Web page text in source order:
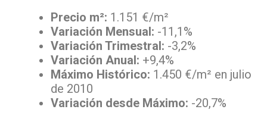
Precio m²: 1.151 €/m²
Variación Mensual: -11,1%
Variación Trimestral: -3,2%
Variación Anual: +9,4%
Máximo Histórico: 1.450 €/m² en julio
de 2010
Variación desde Máximo: -20,7%